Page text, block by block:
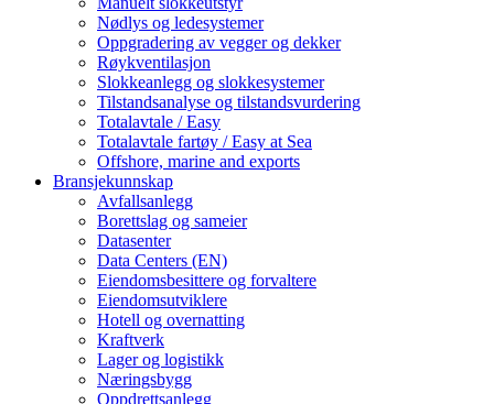
Nødlys og ledesystemer
Oppgradering av vegger og dekker
Røykventilasjon
Slokkeanlegg og slokkesystemer
Tilstandsanalyse og tilstandsvurdering
Totalavtale / Easy
Totalavtale fartøy / Easy at Sea
Offshore, marine and exports
Bransjekunnskap
Avfallsanlegg
Borettslag og sameier
Datasenter
Data Centers (EN)
Eiendomsbesittere og forvaltere
Eiendomsutviklere
Hotell og overnatting
Kraftverk
Lager og logistikk
Næringsbygg
Oppdrettsanlegg